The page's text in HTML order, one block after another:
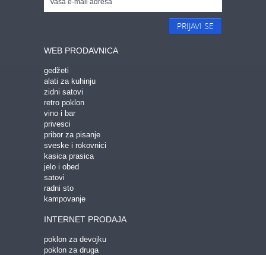
PRIJAVI SE
WEB PRODAVNICA
gedžeti
alati za kuhinju
zidni satovi
retro poklon
vino i bar
privesci
pribor za pisanje
sveske i rokovnici
kasica prasica
jelo i obed
satovi
radni sto
kampovanje
INTERNET PRODAJA
poklon za devojku
poklon za druga